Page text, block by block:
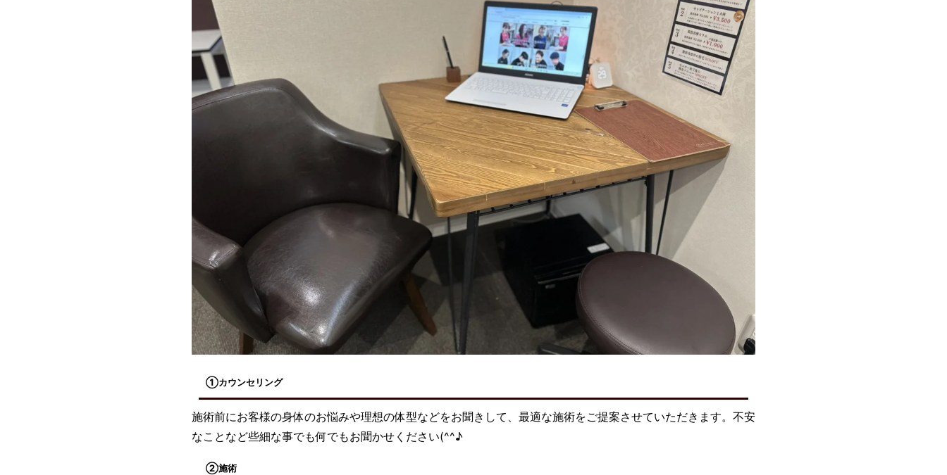
①カウンセリング
施術前にお客様の身体のお悩みや理想の体型などをお聞きして、最適な施術をご提案させていただきます。不安
なことなど些細な事でも何でもお聞かせください(^^♪
②施術